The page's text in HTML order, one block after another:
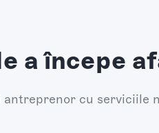
a începe
antreprenor cu serviciile